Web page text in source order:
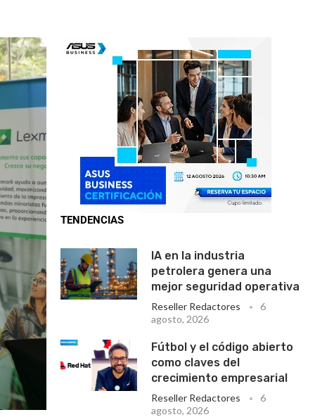
TENDENCIAS
IA en la industria
petrolera genera una
mejor seguridad operativa
Reseller Redactores
6
agosto, 2026
Fútbol y el código abierto
como claves del
crecimiento empresarial
Reseller Redactores
6
agosto, 2026